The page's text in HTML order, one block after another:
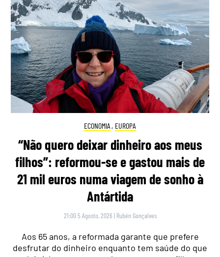
ECONOMIA , EUROPA
“Não quero deixar dinheiro aos meus
filhos”: reformou-se e gastou mais de
21 mil euros numa viagem de sonho à
Antártida
21:00 5 Agosto, 2026 | Rubén Gonçalves
Aos 65 anos, a reformada garante que prefere
desfrutar do dinheiro enquanto tem saúde do que